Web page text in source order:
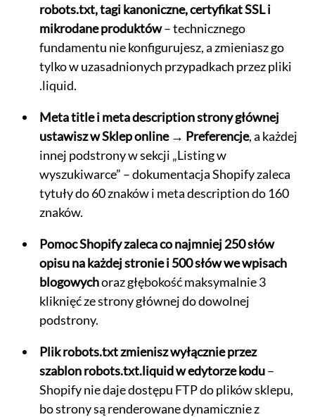
robots.txt, tagi kanoniczne, certyfikat SSL i
mikrodane produktów– technicznego
fundamentu nie konfigurujesz, a zmieniasz go
tylko w uzasadnionych przypadkach przez pliki
.liquid.
Meta title i meta description strony głównej
ustawisz w Sklep online → Preferencje, a każdej
innej podstrony w sekcji „Listing w
wyszukiwarce” – dokumentacja Shopify zaleca
tytuły do 60 znaków i meta description do 160
znaków.
Pomoc Shopify zaleca co najmniej 250 słów
opisu na każdej stronie i 500 słów we wpisach
blogowychoraz głębokość maksymalnie 3
kliknięć ze strony głównej do dowolnej
podstrony.
Plik robots.txt zmienisz wyłącznie przez
szablon robots.txt.liquid w edytorze kodu–
Shopify nie daje dostępu FTP do plików sklepu,
bo strony są renderowane dynamicznie z